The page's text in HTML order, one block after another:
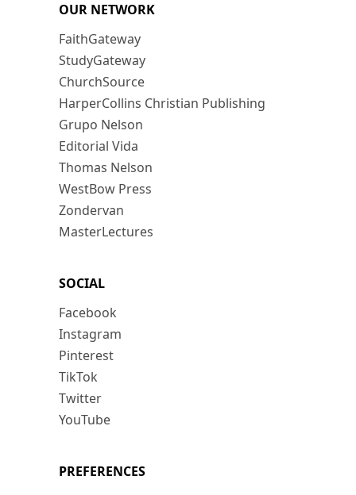
OUR NETWORK
FaithGateway
StudyGateway
ChurchSource
HarperCollins Christian Publishing
Grupo Nelson
Editorial Vida
Thomas Nelson
WestBow Press
Zondervan
MasterLectures
SOCIAL
Facebook
Instagram
Pinterest
TikTok
Twitter
YouTube
PREFERENCES